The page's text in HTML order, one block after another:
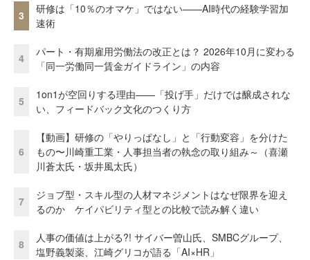
3
研修は「10％のオマケ」ではない——AI時代の経験学習加
速術
4
パート・有期雇用労働法の改正とは？ 2026年10月に変わる
「同一労働同一賃金ガイドライン」の内容
5
1on1が空回りする理由——「投げ手」だけでは醸成されな
い、フィードバック文化のつくり方
6
【動画】研修の「やりっぱなし」と「行動変容」を分けた
もの〜川崎重工業・人事担当者の執念の取り組み～（喜瀬
川蒼太氏・坂井風太氏）
7
ジョブ型・スキル型の人材マネジメントはなぜ限界を迎え
るのか ケイパビリティ型との比較で読み解く違い
8
人事の価値は上がる?! サイバー曽山氏、SMBCグループ、
塩野義製薬、江崎グリコが語る「AI×HR」